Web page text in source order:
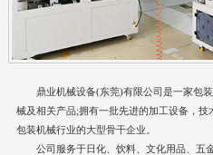
鼎业机械设备(东莞)有限公司是一家包
械及相关产品;拥有一批先进的加工设备，
包装机械行业的大型骨干企业。
公司服务于日化、饮料、文化用品、五